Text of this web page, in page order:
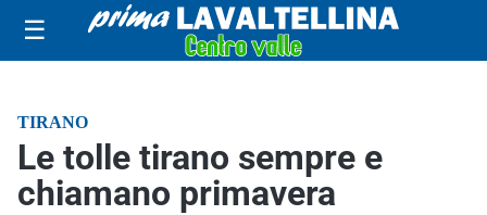
☰
TIRANO
Le tolle tirano sempre e
chiamano primavera